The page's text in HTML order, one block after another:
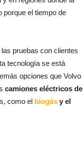
porque el tiempo de
pruebas con clientes
tecnología se está
opciones que Volvo
camiones eléctricos de
como el biogás y el